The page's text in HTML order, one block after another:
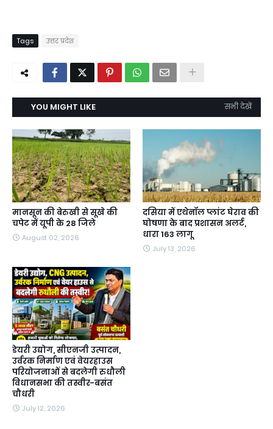
Tags उत्तर प्रदेश
YOU MIGHT LIKE सभी देखें
मानसून की बेरुखी से सूखे की
चपेट में यूपी के 28 जिले
August 02, 2026
दसिया में एथेनॉल प्लांट घेराव की
घोषणा के बाद प्रशासन अलर्ट,
धारा 163 लागू
July 13, 2026
डेयरी उद्योग, सीएनजी उत्पादन,
उर्वरक निर्माण एवं वेयरहाउस
परियोजनाओं से बदलेगी रुधौली
विधानसभा की तस्वीर-बसंत
चौधरी
July 12, 2026